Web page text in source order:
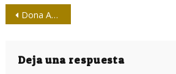
Navegación
entradas
Dona Ambrosio Fornet su biblioteca personal
Deja una respuesta